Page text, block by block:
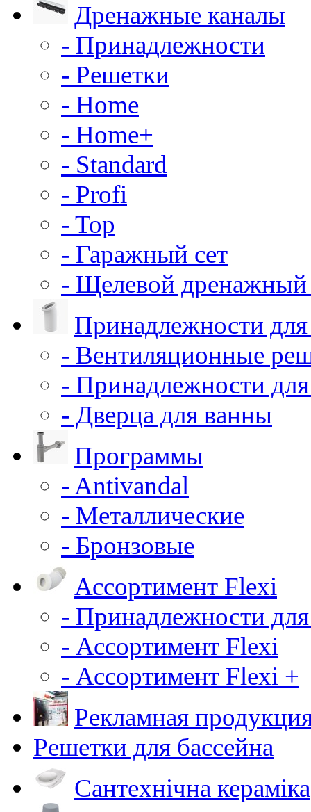
Дренажные каналы
- Принадлежности
- Решетки
- Home
- Home+
- Standard
- Profi
- Top
- Гаражный сет
- Щелевой дренажный
Принадлежности для
- Вентиляционные
- Принадлежности
- Дверца для ванны
Программы
- Antivandal
- Металлические
- Бронзовые
Ассортимент Flexi
- Принадлежности
- Ассортимент Flexi
- Ассортимент Flexi +
Рекламная
Решетки для бассейна
Сантехнічна кераміка